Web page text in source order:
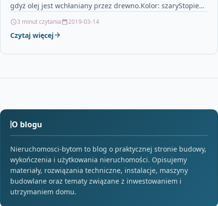
gdyż olej jest wchłaniany przez drewno.Kolor: szaryStopień
3 minut czytania 2019-03-14
Czytaj więcej
O blogu
Nieruchomosci-bytom to blog o praktycznej stronie budowy,
wykończenia i użytkowania nieruchomości. Opisujemy
materiały, rozwiązania techniczne, instalacje, maszyny
budowlane oraz tematy związane z inwestowaniem i
utrzymaniem domu.